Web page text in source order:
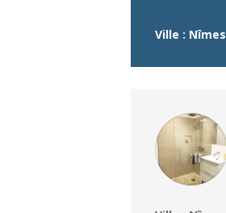
Ville : Nîmes